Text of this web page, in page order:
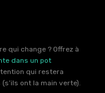
qui change ? Offrez à
dans un pot
qui restera
ont la main verte).